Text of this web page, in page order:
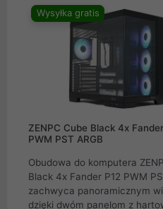
Wysyłka gratis
ZENPC Cube Black 4x
PWM PST ARGB
Obudowa do komputera
Black 4x Fander P12 PWM
zachwyca panoramicznym
dzięki dwóm panelom z